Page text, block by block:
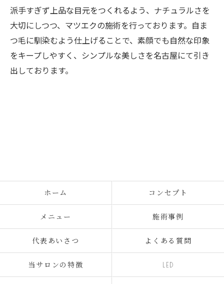
派手すぎず上品な目元をつくれるよう、ナチュラルさを
大切にしつつ、マツエクの施術を行っております。自ま
つ毛に馴染むよう仕上げることで、素顔でも自然な印象
をキープしやすく、シンプルな美しさを名古屋にて引き
出しております。
ホーム コンセプト
メニュー 施術事例
代表あいさつ よくある質問
当サロンの特徴 LED